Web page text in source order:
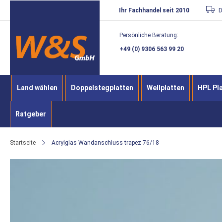
Direkt
zum
Inhalt
Ihr Fachhandel seit 2010
Persönliche Beratung:
+49 (0) 9306 563 99 20
Land wählen Doppelstegplatten Wellplatten HPL
Ratgeber
Startseite Acrylglas Wandanschluss trapez 76/18